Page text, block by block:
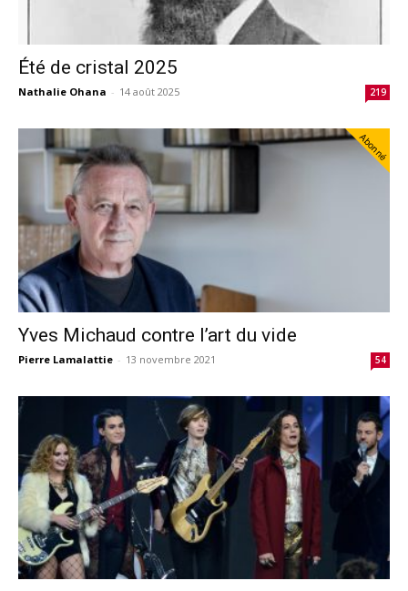
Été de cristal 2025
Nathalie Ohana - 14 août 2025 219
Abonné
Yves Michaud contre l’art du vide
Pierre Lamalattie - 13 novembre 2021 54